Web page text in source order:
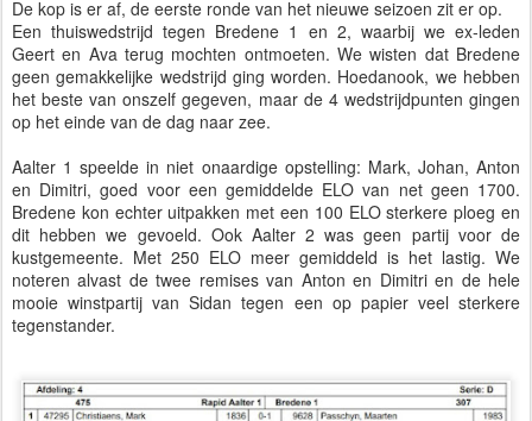
De kop is er af, de eerste ronde van het nieuwe seizoen zit er op.
Een thuiswedstrijd tegen Bredene 1 en 2, waarbij we ex-leden
Geert en Ava terug mochten ontmoeten. We wisten dat Bredene
geen gemakkelijke wedstrijd ging worden. Hoedanook, we hebben
het beste van onszelf gegeven, maar de 4 wedstrijdpunten gingen
op het einde van de dag naar zee.
Aalter 1 speelde in niet onaardige opstelling: Mark, Johan, Anton
en Dimitri, goed voor een gemiddelde ELO van net geen 1700.
Bredene kon echter uitpakken met een 100 ELO sterkere ploeg en
dit hebben we gevoeld. Ook Aalter 2 was geen partij voor de
kustgemeente. Met 250 ELO meer gemiddeld is het lastig. We
noteren alvast de twee remises van Anton en Dimitri en de hele
mooie winstpartij van Sidan tegen een op papier veel sterkere
tegenstander.